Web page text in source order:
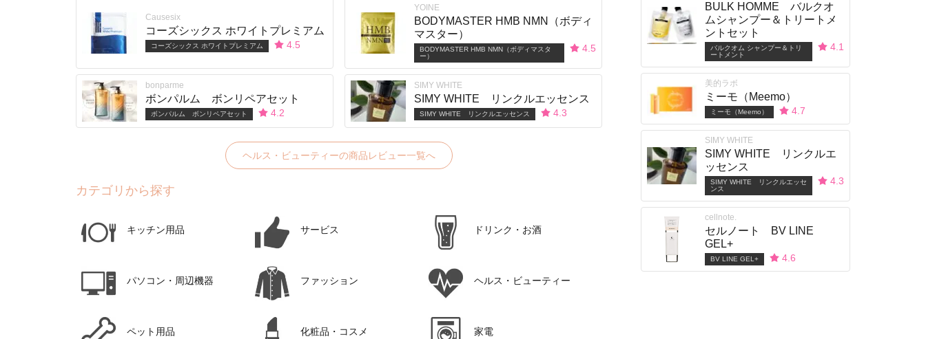
Causesix
コーズシックス ホワイトプレミアム
コーズシックス ホワイトプレミアム 4.5
YOINE
BODYMASTER HMB NMN（ボディ
マスター）
BODYMASTER HMB NMN（ボディマスタ
ー）
4.5
bonparme
ボンパルム ボンリペアセット
ボンパルム ボンリペアセット 4.2
SIMY WHITE
SIMY WHITE リンクルエッセンス
SIMY WHITE リンクルエッセンス 4.3
ヘルス・ビューティーの商品レビュー一覧へ
カテゴリから探す
キッチン用品 サービス ドリンク・お酒
パソコン・周辺機器 ファッション ヘルス・ビューティー
ペット用品 化粧品・コスメ 家電
BULK HOMME バルクオ
ムシャンプー＆トリートメ
ントセット
バルクオム シャンプー＆トリ
ートメント
4.1
美的ラボ
ミーモ（Meemo）
ミーモ（Meemo） 4.7
SIMY WHITE
SIMY WHITE リンクルエ
ッセンス
SIMY WHITE リンクルエッセ
ンス
4.3
cellnote.
セルノート BV LINE
GEL+
BV LINE GEL+ 4.6